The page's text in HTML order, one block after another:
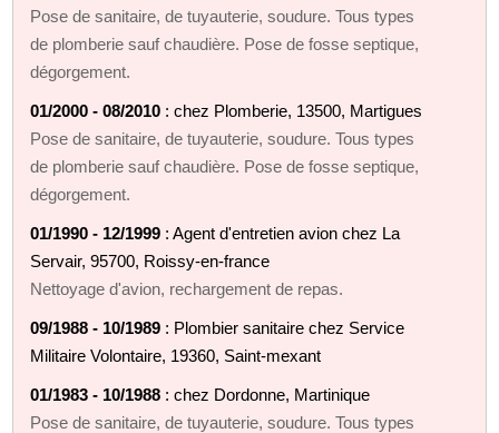
Pose de sanitaire, de tuyauterie, soudure. Tous types
de plomberie sauf chaudière. Pose de fosse septique,
dégorgement.
01/2000 - 08/2010 : chez Plomberie, 13500, Martigues
Pose de sanitaire, de tuyauterie, soudure. Tous types
de plomberie sauf chaudière. Pose de fosse septique,
dégorgement.
01/1990 - 12/1999 : Agent d'entretien avion chez La
Servair, 95700, Roissy-en-france
Nettoyage d'avion, rechargement de repas.
09/1988 - 10/1989 : Plombier sanitaire chez Service
Militaire Volontaire, 19360, Saint-mexant
01/1983 - 10/1988 : chez Dordonne, Martinique
Pose de sanitaire, de tuyauterie, soudure. Tous types